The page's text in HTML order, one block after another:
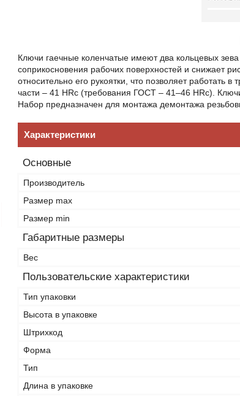
Ключи гаечные коленчатые имеют два кольцевых
соприкосновения рабочих поверхностей и снижает
относительно его рукоятки, что позволяет работать
части – 41 HRc (требования ГОСТ – 41–46 HRc).
Набор предназначен для монтажа демонтажа
Характеристики
Основные
Производитель
Размер max
Размер min
Габаритные размеры
Вес
Пользовательские характеристики
Тип упаковки
Высота в упаковке
Штрихкод
Форма
Тип
Длина в упаковке